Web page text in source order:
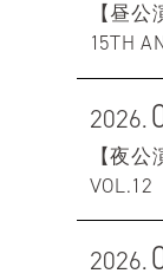
【昼
15TH
2026.
【夜
2026.